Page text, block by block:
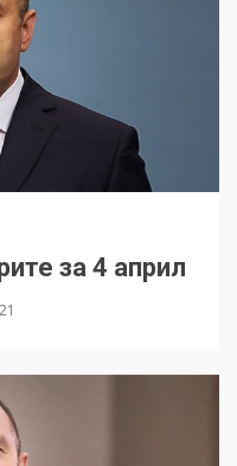
за 4 април